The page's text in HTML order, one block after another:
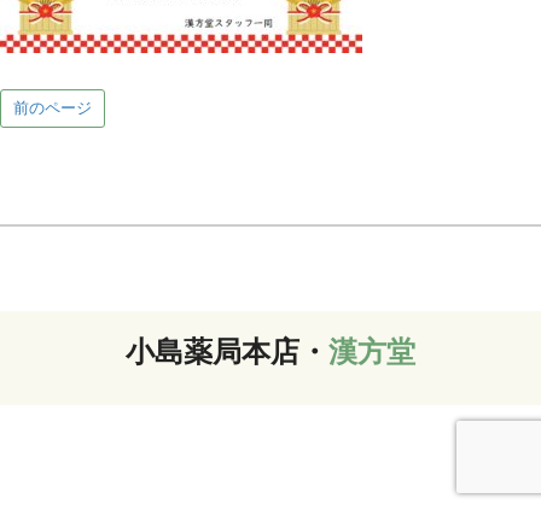
前のページ
小島薬局本店・ 漢方堂